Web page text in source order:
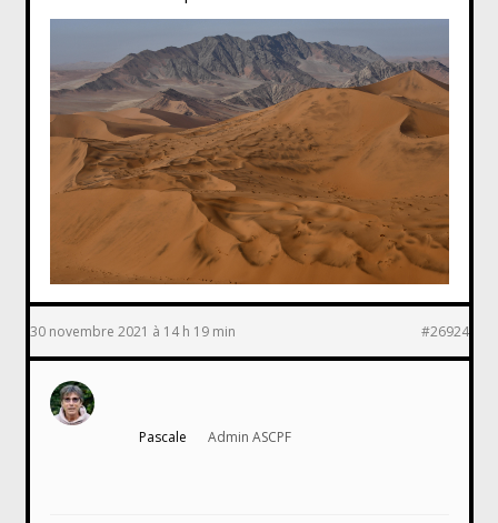
30 novembre 2021 à 14 h 19 min #26924
Pascale Admin ASCPF